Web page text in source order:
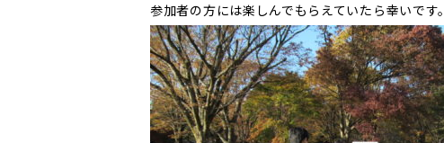
参加者の方には楽しんでもらえていたら幸いです。